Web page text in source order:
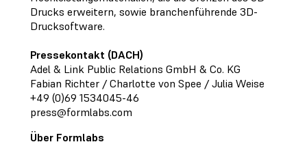
Drucks erweitern, sowie branchenführende 3D-
Drucksoftware.
Pressekontakt (DACH)
Adel & Link Public Relations GmbH & Co. KG
Fabian Richter / Charlotte von Spee / Julia Weise
+49 (0)69 1534045-46
press@formlabs.com
Über Formlabs